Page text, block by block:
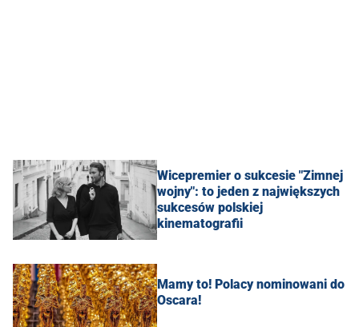
Wicepremier o sukcesie "Zimnej
wojny": to jeden z największych
sukcesów polskiej
kinematografii
Mamy to! Polacy nominowani do
Oscara!